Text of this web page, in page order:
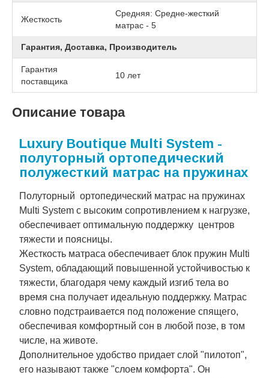
Жесткость
Средняя: Средне-жесткий
матрас - 5
Гарантия, Доставка, Производитель
Гарантия
поставщика
10 лет
Описание товара
Luxury Boutique Multi System -
полуторный ортопедический
полужесткий матрас на пружинах
Полуторный ортопедический матрас на пружинах
Multi System с высоким сопротивлением к нагрузке,
обеспечивает оптимальную поддержку центров
тяжести и поясницы.
Жесткость матраса обеспечивает блок пружин Multi
System, обладающий повышенной устойчивостью к
тяжести, благодаря чему каждый изгиб тела во
время сна получает идеальную поддержку. Матрас
словно подстраивается под положение спящего,
обеспечивая комфортный сон в любой позе, в том
числе, на животе.
Дополнительное удобство придает слой "пилотоп",
его называют также "слоем комфорта". Он